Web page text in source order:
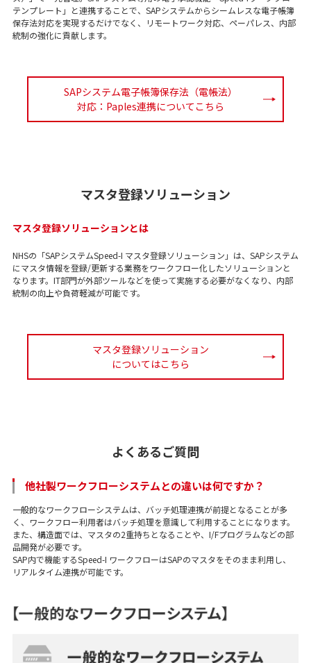
テンプレート」と連携することで、SAPシステムからシームレスな電子帳簿
保存法対応を実現するだけでなく、リモートワーク対応、ペーパレス、内部
統制の強化に貢献します。
SAPシステム電子帳簿保存法（電帳法）
対応：Paples連携についてこちら
マスタ登録ソリューション
マスタ登録ソリューションとは
NHSの「SAPシステムSpeed-I マスタ登録ソリューション」は、SAPシステム
にマスタ情報を登録/更新する業務をワークフロー化したソリューションと
なります。IT部門が外部ツールなどを使って実施する必要がなくなり、内部
統制の向上や負荷軽減が可能です。
マスタ登録ソリューション
についてはこちら
よくあるご質問
他社製ワークフローシステムとの違いは何ですか？
一般的なワークフローシステムは、バッチ処理連携が前提となることが多
く、ワークフロー利用者はバッチ処理を意識して利用することになります。
また、構造面では、マスタの2重持ちとなることや、I/Fプログラムなどの部
品開発が必要です。
SAP内で機能するSpeed-I ワークフローはSAPのマスタをそのまま利用し、
リアルタイム連携が可能です。